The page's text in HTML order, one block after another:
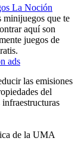
La Noción
minijuegos que te
aquí son
juegos de
ads
las emisiones
del
de la UMA